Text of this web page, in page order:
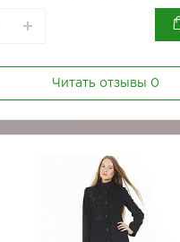
Читать отзывы 0